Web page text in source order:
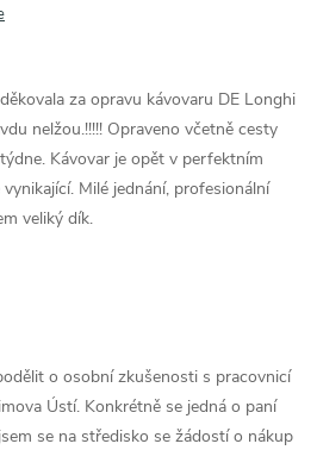
za opravu kávovaru DE Longhi
nelžou.!!!!! Opraveno včetně cesty
Kávovar je opět v perfektním
Milé jednání, profesionální
veliký dík.
o osobní zkušenosti s pracovnicí
Ústí. Konkrétně se jedná o paní
se na středisko se žádostí o nákup